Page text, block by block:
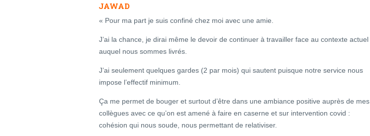
JAWAD
« Pour ma part je suis confiné chez moi avec une amie.
J’ai la chance, je dirai même le devoir de continuer à travailler face au contexte actuel
auquel nous sommes livrés.
J’ai seulement quelques gardes (2 par mois) qui sautent puisque notre service nous
impose l’effectif minimum.
Ça me permet de bouger et surtout d’être dans une ambiance positive auprès de mes
collègues avec ce qu’on est amené à faire en caserne et sur intervention covid :
cohésion qui nous soude, nous permettant de relativiser.